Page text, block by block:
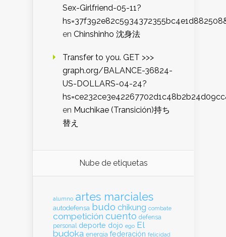
Sex-Girlfriend-05-11?
en Chinshinho 沈身法
Transfer to you. GET >>>
graph.org/BALANCE-36824-
US-DOLLARS-04-24?
en Muchikae (Transición)持ち
替え
Nube de etiquetas
alumno artes marciales
autodefensa budo chikung combate
competición cuento defensa
personal deporte dojo ego El
budoka energia federación felicidad